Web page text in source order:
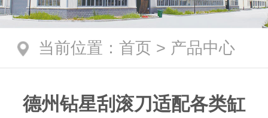
当前位置 ： 首页 > 产品中心
德州钻星刮滚刀适配各类缸